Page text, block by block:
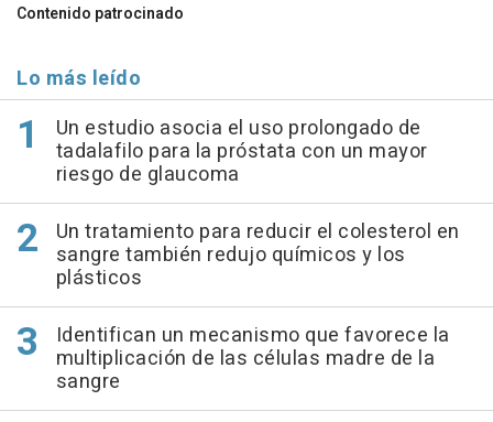
Contenido patrocinado
Lo más leído
Un estudio asocia el uso prolongado de
tadalafilo para la próstata con un mayor
riesgo de glaucoma
Un tratamiento para reducir el colesterol en
sangre también redujo químicos y los
plásticos
Identifican un mecanismo que favorece la
multiplicación de las células madre de la
sangre